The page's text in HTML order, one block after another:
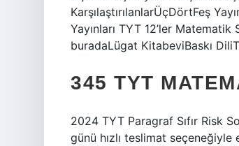
KarşılaştırılanlarÜçDörtFeş
Yayınları TYT 12’ler Matematik
buradaLügat KitabeviBaskı
345 TYT
2024 TYT Paragraf Sıfır Risk
günü hızlı teslimat seçeneğiyle